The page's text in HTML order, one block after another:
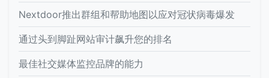
Nextdoor推出群组和帮助地图以应对冠状病毒爆发
通过头到脚趾网站审计飙升您的排名
最佳社交媒体监控品牌的能力